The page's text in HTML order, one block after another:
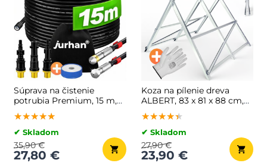
Súprava na čistenie
potrubia Premium, 15 m,
čierna
★★★★★
★★★★★
★★★★★
✔ Skladom
27,80 €
35,90 €
Koza na pílenie dreva
ALBERT, 83 x 81 x 88 cm,
strieborná
★★★★★
★★★★★
★★★★★
✔ Skladom
23,90 €
27,90 €